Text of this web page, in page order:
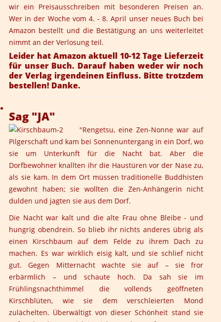
wir ein Preisausschreiben mit besonderen Preisen an.
Wer in der Woche vom 4. - 8. April unser neues Buch bei
Amazon bestellt und die Bestätigung an uns weiterleitet
nimmt an der Verlosung teil.
Leider hat Amazon aktuell 10-12 Tage Lieferzeit
für unser Buch. Darauf haben weder wir noch
der Verlag irgendeinen Einfluss. Bitte trotzdem
bestellen! Danke.
Sag "JA"
"Rengetsu, eine Zen-Nonne war auf
Pilgerschaft und kam bei Sonnenuntergang in ein Dorf, wo
sie um Unterkunft für die Nacht bat. Aber die
Dorfbewohner knallten ihr die Haustüren vor der Nase zu,
als sie kam. In dem Ort müssen traditionelle Buddhisten
gewohnt haben; sie wollten die Zen-Anhängerin nicht
dulden und jagten sie aus dem Dorf.
Die Nacht war kalt und die alte Frau ohne Bleibe - und
hungrig obendrein. So blieb ihr nichts anderes übrig als
einen Kirschbaum auf dem Felde zu ihrem Dach zu
machen. Es war wirklich eisig kalt, und sie schlief nicht
gut. Gegen Mitternacht wachte sie auf – sie fror
erbärmlich – und schaute hoch. Da sah sie im
Frühlingsnachthimmel die vollends geöffneten
Kirschblüten, wie sie dem verschleierten Mond
zulächelten. Überwältigt von dieser Schönheit stand sie